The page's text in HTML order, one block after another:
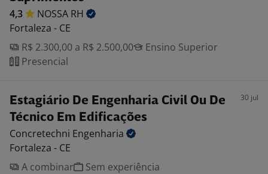
4,3 NOSSA RH
Fortaleza - CE
R$ 2.300,00 a R$ 2.500,00
Ensino Superior
Presencial
Estagiário De Engenharia Civil Ou De
Técnico Em Edificações
30 jul
Concretechni Engenharia
Fortaleza - CE
A combinar
Sem experiência